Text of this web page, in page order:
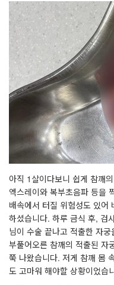
아직 1살이다보니 쉽게 참깨
엑스레이와 복부초음파 등을
배속에서 터질 위험성도 있어
하셨습니다. 하루 금식 후, 검
님이 수술 끝나고 적출한 자
부풀어오른 참깨의 적출된 자
쭉 나왔습니다. 저게 참깨 몸
도 고마워 해야할 상황이었습